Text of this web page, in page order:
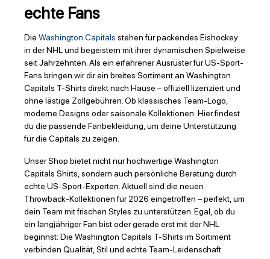
echte Fans
Die Washington Capitals stehen für packendes Eishockey
in der NHL und begeistern mit ihrer dynamischen Spielweise
seit Jahrzehnten. Als ein erfahrener Ausrüster für US-Sport-
Fans bringen wir dir ein breites Sortiment an Washington
Capitals T-Shirts direkt nach Hause – offiziell lizenziert und
ohne lästige Zollgebühren. Ob klassisches Team-Logo,
moderne Designs oder saisonale Kollektionen: Hier findest
du die passende Fanbekleidung, um deine Unterstützung
für die Capitals zu zeigen.
Unser Shop bietet nicht nur hochwertige Washington
Capitals Shirts, sondern auch persönliche Beratung durch
echte US-Sport-Experten. Aktuell sind die neuen
Throwback-Kollektionen für 2026 eingetroffen – perfekt, um
dein Team mit frischen Styles zu unterstützen. Egal, ob du
ein langjähriger Fan bist oder gerade erst mit der NHL
beginnst: Die Washington Capitals T-Shirts im Sortiment
verbinden Qualität, Stil und echte Team-Leidenschaft.